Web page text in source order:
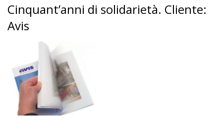
Cinquant’anni di solidarietà. Cliente:
Avis